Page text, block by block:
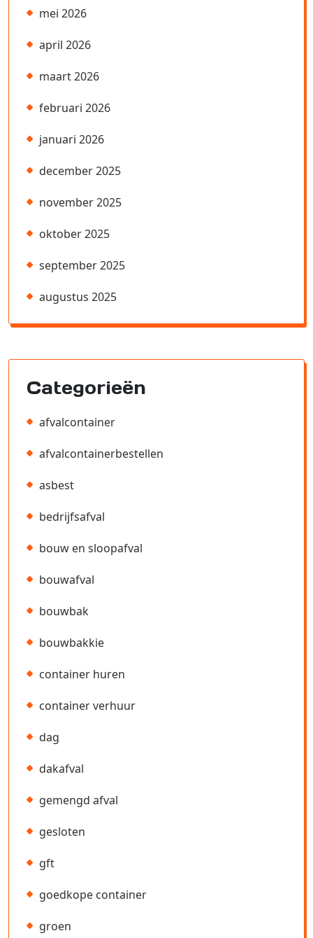
mei 2026
april 2026
maart 2026
februari 2026
januari 2026
december 2025
november 2025
oktober 2025
september 2025
augustus 2025
Categorieën
afvalcontainer
afvalcontainerbestellen
asbest
bedrijfsafval
bouw en sloopafval
bouwafval
bouwbak
bouwbakkie
container huren
container verhuur
dag
dakafval
gemengd afval
gesloten
gft
goedkope container
groen